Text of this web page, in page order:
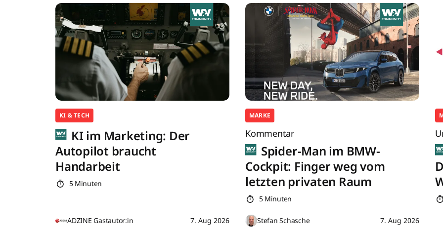
KI & TECH
KI im Marketing: Der
Autopilot braucht
Handarbeit
5 Minuten
ADZINE Gastautor:in 7. Aug 2026
MARKE
Kommentar
Spider-Man im BMW-
Cockpit: Finger weg vom
letzten privaten Raum
5 Minuten
Stefan Schasche 7. Aug 2026